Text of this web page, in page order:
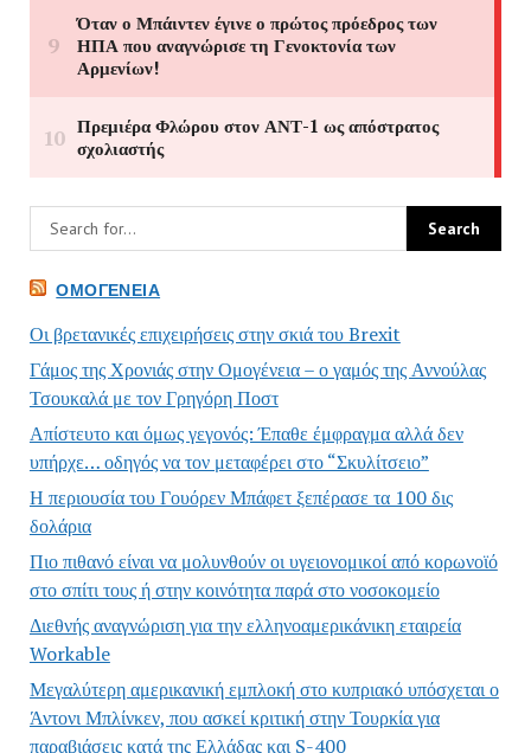
ΟΜΟΓΈΝΕΙΑ
Οι βρετανικές επιχειρήσεις στην σκιά του Brexit
Γάμος της Χρονιάς στην Ομογένεια – ο γαμός της Αννούλας
Τσουκαλά με τον Γρηγόρη Ποστ
Απίστευτο και όμως γεγονός: Έπαθε έμφραγμα αλλά δεν
υπήρχε… οδηγός να τον μεταφέρει στο “Σκυλίτσειο”
Η περιουσία του Γουόρεν Μπάφετ ξεπέρασε τα 100 δις
δολάρια
Πιο πιθανό είναι να μολυνθούν οι υγειονομικοί από κορωνοϊό
στο σπίτι τους ή στην κοινότητα παρά στο νοσοκομείο
Διεθνής αναγνώριση για την ελληνοαμερικάνικη εταιρεία
Workable
Μεγαλύτερη αμερικανική εμπλοκή στο κυπριακό υπόσχεται ο
Άντονι Μπλίνκεν, που ασκεί κριτική στην Τουρκία για
παραβιάσεις κατά της Ελλάδας και S-400